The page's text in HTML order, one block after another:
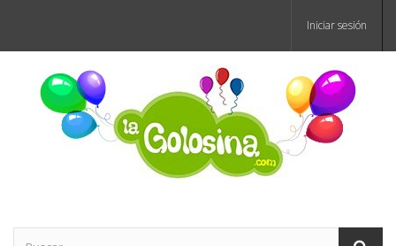
Iniciar sesión